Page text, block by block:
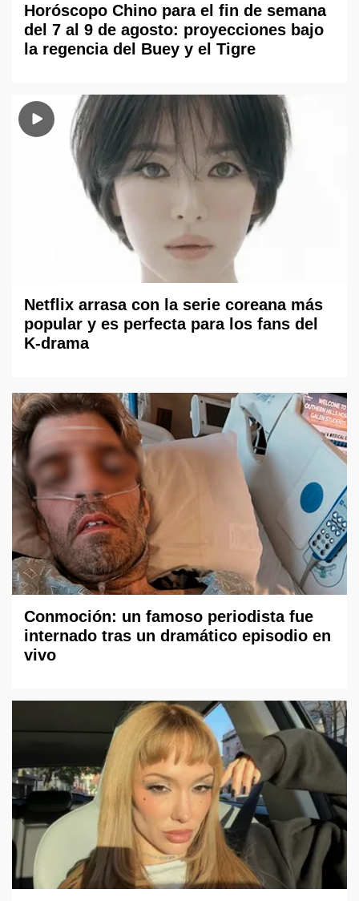
Horóscopo Chino para el fin de semana
del 7 al 9 de agosto: proyecciones bajo
la regencia del Buey y el Tigre
Netflix arrasa con la serie coreana más
popular y es perfecta para los fans del
K-drama
Conmoción: un famoso periodista fue
internado tras un dramático episodio en
vivo